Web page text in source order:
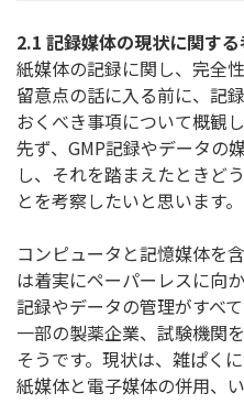
2.1 記録媒体の現状に関す
紙媒体の記録に関し、完全
留意点の話に入る前に、記
おくべき事項について概観
先ず、GMP記録やデータの
し、それを踏まえたときど
とを考察したいと思います。
コンピュータと記憶媒体を
は着実にペーパーレスに向
記録やデータの管理がすべ
一部の製薬企業、試験機関
そうです。現状は、雑ぱく
紙媒体と電子媒体の併用、